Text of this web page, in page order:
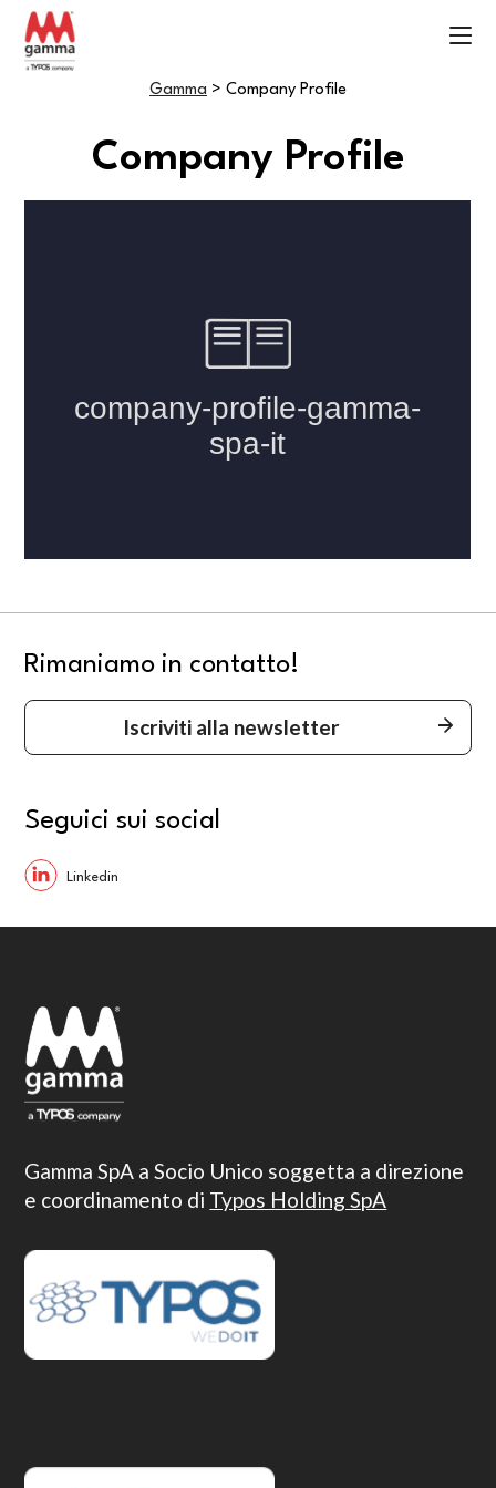
Gamma > Company Profile
Company Profile
Rimaniamo in contatto!
Iscriviti alla newsletter
Seguici sui social
Gamma SpA a Socio Unico soggetta a direzione
e coordinamento di Typos Holding SpA